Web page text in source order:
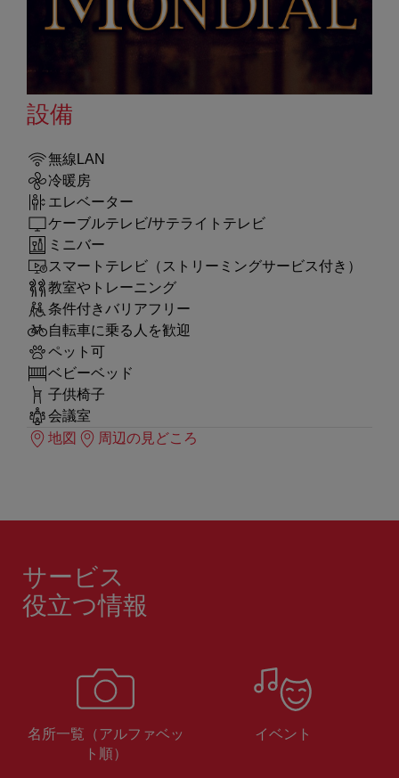
設備
無線LAN
冷暖房
エレベーター
ケーブルテレビ/サテライトテレビ
ミニバー
スマートテレビ（ストリーミングサービス付き）
教室やトレーニング
条件付きバリアフリー
自転車に乗る人を歓迎
ペット可
ベビーベッド
子供椅子
会議室
地図
周辺の見どころ
サービス
役立つ情報
名所一覧（アルファベッ
ト順）
イベント